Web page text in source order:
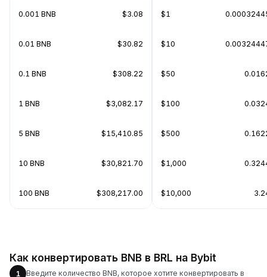
0.001 BNB $3.08
0.01 BNB $30.82
0.1 BNB $308.22
1 BNB $3,082.17
5 BNB $15,410.85
10 BNB $30,821.70
100 BNB $308,217.00
$1
$10
$50
$100
$500
$1,000
$10,000
Как конвертировать BNB в BRL на Bybit
1 Введите количество BNB, которое хотите конвертировать в